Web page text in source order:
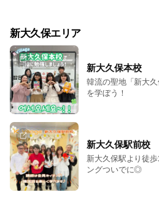
新大久保エリア
新大久保本校
韓流の聖地「新大
を学ぼう！
新大久保駅前校
新大久保駅より徒
ングついでに◎